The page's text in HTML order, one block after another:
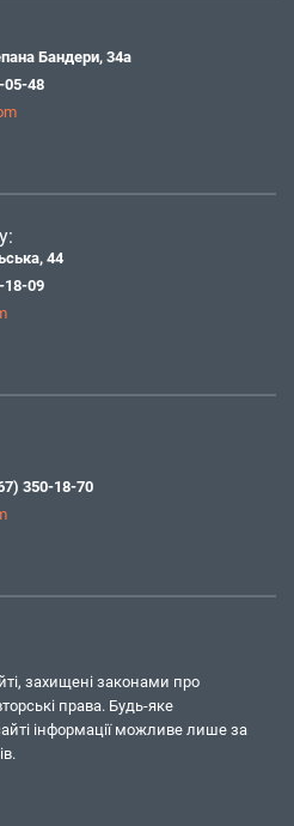
Бандери, 34а
05-48
44
18-09
350-18-70
захищені законами про
права. Будь-яке
інформації можливе лише за